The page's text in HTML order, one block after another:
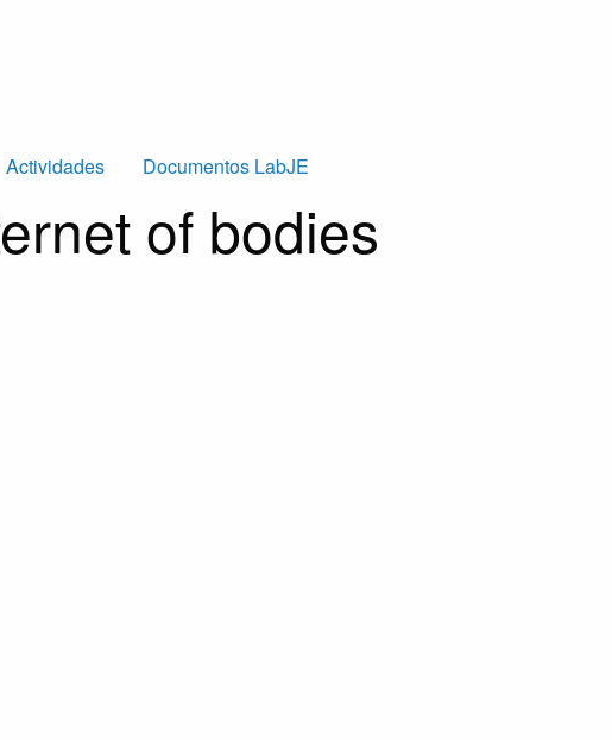
Actividades Documentos LabJE
of bodies